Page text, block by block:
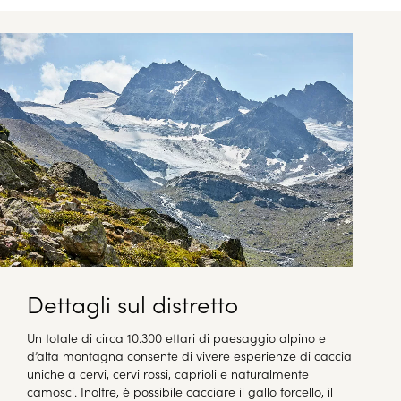
Dettagli sul distretto
Un totale di circa 10.300 ettari di paesaggio alpino e
d’alta montagna consente di vivere esperienze di caccia
uniche a cervi, cervi rossi, caprioli e naturalmente
camosci. Inoltre, è possibile cacciare il gallo forcello, il